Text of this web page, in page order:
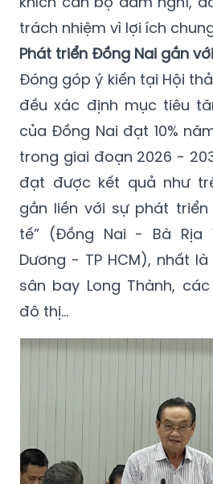
trách nhiệm vì lợi ích
Phát triển Đồng Nai gắn
Đóng góp ý kiến tại Hội
đều xác định mục tiêu
của Đồng Nai đạt 10%
trong giai đoạn 2026 -
đạt được kết quả như
gắn liền với sự phát triển
tế” (Đồng Nai - Bà Rịa
Dương - TP HCM), nhất
sân bay Long Thành,
đô thị...